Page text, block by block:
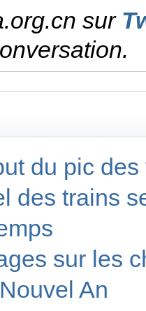
sur
du pic
des trains
sur les
An